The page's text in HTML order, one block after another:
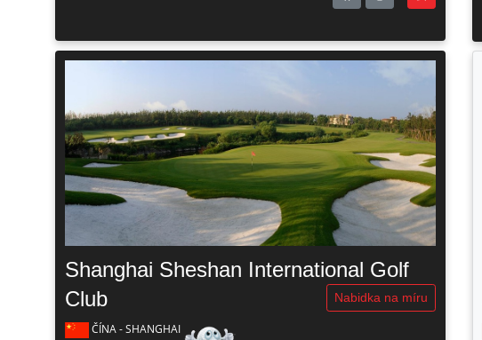
Shanghai Sheshan International Golf
Club
Nabidka na míru
ČÍNA - SHANGHAI